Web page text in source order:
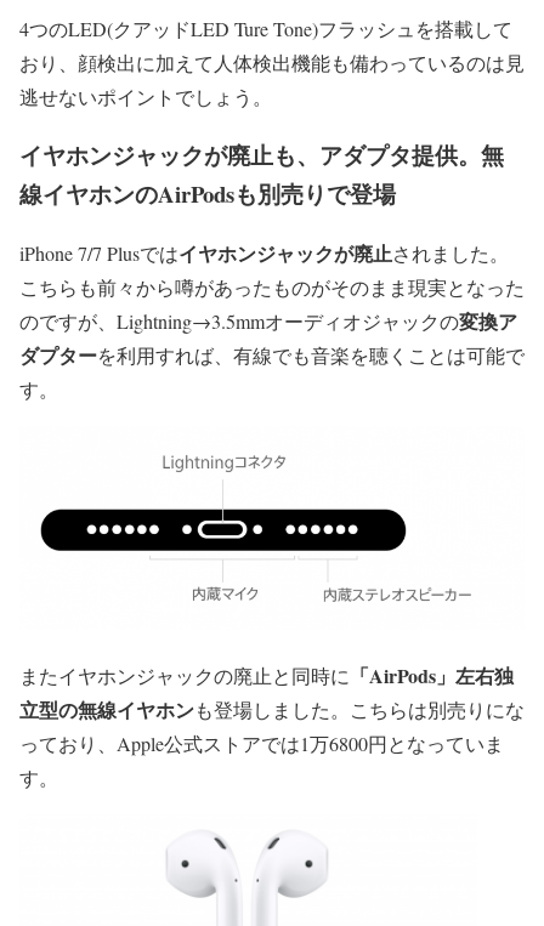
4つのLED(クアッドLED Ture Tone)フラッシュを搭載して
おり、顔検出に加えて人体検出機能も備わっているのは見
逃せないポイントでしょう。
イヤホンジャックが廃止も、アダプタ提供。無
線イヤホンのAirPodsも別売りで登場
iPhone 7/7 Plusではイヤホンジャックが廃止されました。
こちらも前々から噂があったものがそのまま現実となった
のですが、Lightning→3.5mmオーディオジャックの変換ア
ダプターを利用すれば、有線でも音楽を聴くことは可能で
す。
またイヤホンジャックの廃止と同時に 「AirPods」左右独
立型の無線イヤホンも登場しました。こちらは別売りにな
っており、Apple公式ストアでは1万6800円となっていま
す。